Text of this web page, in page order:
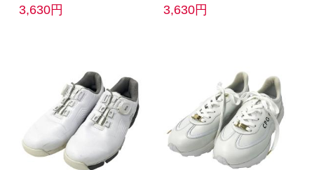
3,630円 3,630円